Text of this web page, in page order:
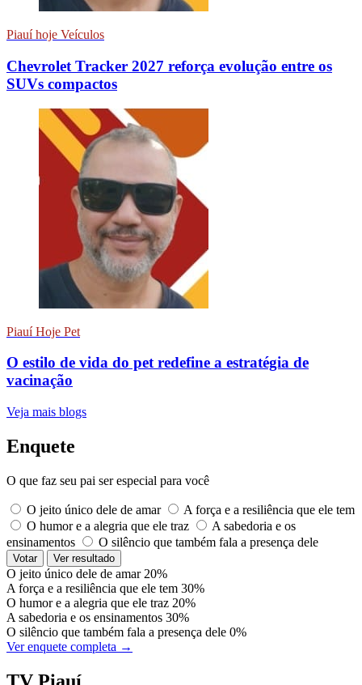
Piauí hoje Veículos
Chevrolet Tracker 2027 reforça evolução entre os
SUVs compactos
Piauí Hoje Pet
O estilo de vida do pet redefine a estratégia de
vacinação
Veja mais blogs
Enquete
O que faz seu pai ser especial para você
O jeito único dele de amar
A força e a resiliência que ele tem
O humor e a alegria que ele traz
A sabedoria e os
ensinamentos
O silêncio que também fala a presença dele
Votar Ver resultado
O jeito único dele de amar 20%
A força e a resiliência que ele tem 30%
O humor e a alegria que ele traz 20%
A sabedoria e os ensinamentos 30%
O silêncio que também fala a presença dele 0%
Ver enquete completa →
TV Piauí